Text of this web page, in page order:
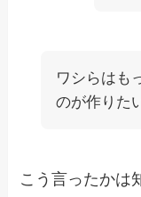
ワシらはも
のが作りた
こう言ったかは